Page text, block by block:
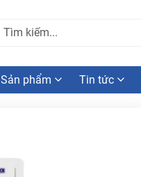
Sản phẩm Tin tức